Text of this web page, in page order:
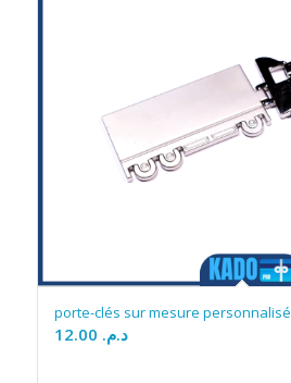
porte-clés sur mesure personnalisé
د.م.